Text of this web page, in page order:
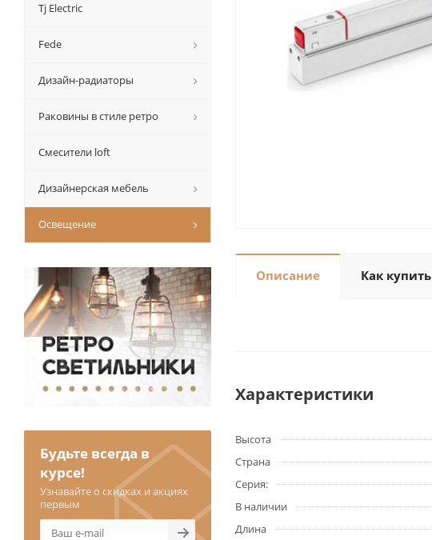
Описание Как купить
Характеристики
Высота
Страна
Серия:
В наличии
Длина
Tj Electric
Fede
Дизайн-радиаторы
Раковины в стиле ретро
Смесители loft
Дизайнерская мебель
Освещение
Будьте всегда в
курсе!
Узнавайте о скидках и акциях
первым